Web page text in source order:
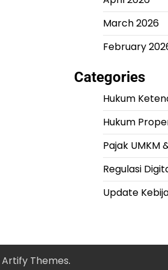
March 2026
February
Categories
Hukum
Hukum
Pajak UMKM
Regulasi
Update
Artify Themes.